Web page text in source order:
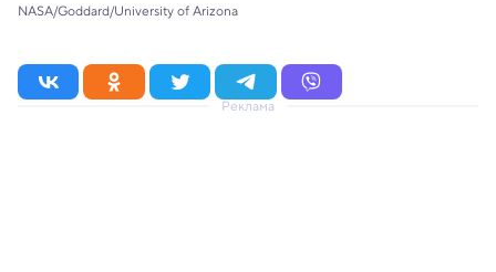
NASA/Goddard/University of Arizona
Реклама